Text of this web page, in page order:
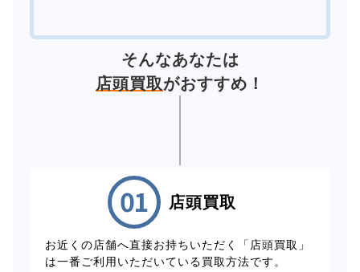
そんなあなたは
店頭買取がおすすめ！
店頭買取
お近くの店舗へ直接お持ちいただく「店頭買取」
は一番ご利用いただいている買取方法です。